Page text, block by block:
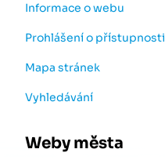
Informace o webu
Prohlášení o přístupnosti
Mapa stránek
Vyhledávání
Weby města